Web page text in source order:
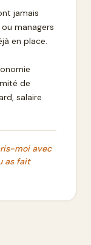
jamais
managers
en place.
de
salaire
moi avec
as fait